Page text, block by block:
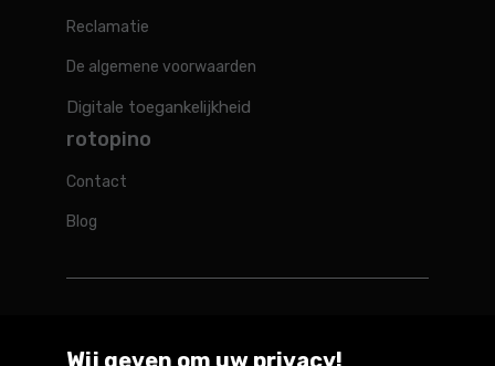
Reclamatie
De algemene voorwaarden
Digitale toegankelijkheid
rotopino
Contact
Blog
Wij geven om uw privacy!